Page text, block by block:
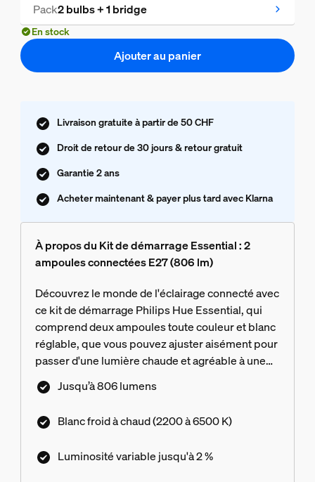
Pack2 bulbs + 1 bridge
En stock
Ajouter au panier
Livraison gratuite à partir de 50 CHF
Droit de retour de 30 jours & retour gratuit
Garantie 2 ans
Acheter maintenant & payer plus tard avec Klarna
À propos du Kit de démarrage Essential : 2
ampoules connectées E27 (806 lm)
Découvrez le monde de l'éclairage connecté avec
ce kit de démarrage Philips Hue Essential, qui
comprend deux ampoules toute couleur et blanc
réglable, que vous pouvez ajuster aisément pour
passer d'une lumière chaude et agréable à une
lumière blanche et froide. Créez l'ambiance
parfaite avec une gradation fluide, des millions de
lumière conçus par nos experts, ou
Bridge inclus pour profiter d’une multitude de
Jusqu’à 806 lumens
Blanc froid à chaud (2200 à 6500 K)
Luminosité variable jusqu'à 2 %